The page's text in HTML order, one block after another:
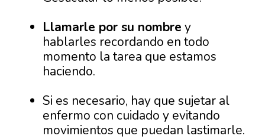
Llamarle por su nombre y
hablarles recordando en todo
momento la tarea que estamos
haciendo.
Si es necesario, hay que sujetar al
enfermo con cuidado y evitando
movimientos que puedan lastimarle.